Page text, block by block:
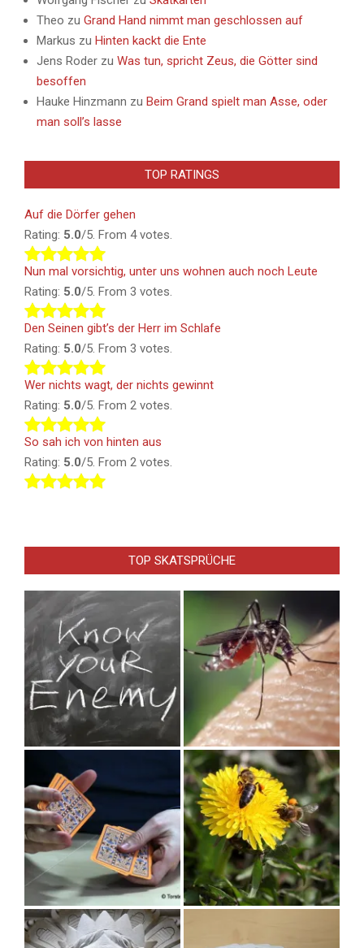
Theo zu Grand Hand nimmt man geschlossen auf
Markus zu Hinten kackt die Ente
Jens Roder zu Was tun, spricht Zeus, die Götter sind
besoffen
Hauke Hinzmann zu Beim Grand spielt man Asse, oder
man soll’s lasse
TOP RATINGS
Auf die Dörfer gehen
Rating: 5.0/5. From 4 votes.
Nun mal vorsichtig, unter uns wohnen auch noch Leute
Rating: 5.0/5. From 3 votes.
Den Seinen gibt’s der Herr im Schlafe
Rating: 5.0/5. From 3 votes.
Wer nichts wagt, der nichts gewinnt
Rating: 5.0/5. From 2 votes.
So sah ich von hinten aus
Rating: 5.0/5. From 2 votes.
TOP SKATSPRÜCHE